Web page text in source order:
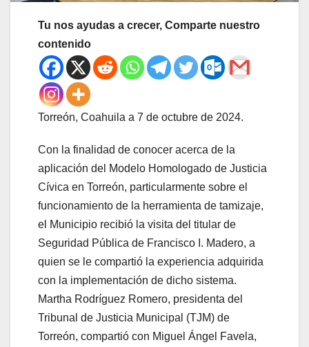
Tu nos ayudas a crecer, Comparte nuestro
contenido
Torreón, Coahuila a 7 de octubre de 2024.
Con la finalidad de conocer acerca de la
aplicación del Modelo Homologado de Justicia
Cívica en Torreón, particularmente sobre el
funcionamiento de la herramienta de tamizaje,
el Municipio recibió la visita del titular de
Seguridad Pública de Francisco I. Madero, a
quien se le compartió la experiencia adquirida
con la implementación de dicho sistema.
Martha Rodríguez Romero, presidenta del
Tribunal de Justicia Municipal (TJM) de
Torreón, compartió con Miguel Ángel Favela,